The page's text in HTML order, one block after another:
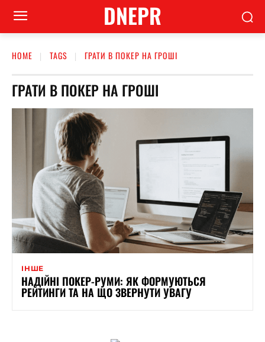
DNEPR
HOME TAGS ГРАТИ В ПОКЕР НА ГРОШІ
ГРАТИ В ПОКЕР НА ГРОШІ
ІНШЕ
НАДІЙНІ ПОКЕР-РУМИ: ЯК ФОРМУЮТЬСЯ
РЕЙТИНГИ ТА НА ЩО ЗВЕРНУТИ УВАГУ